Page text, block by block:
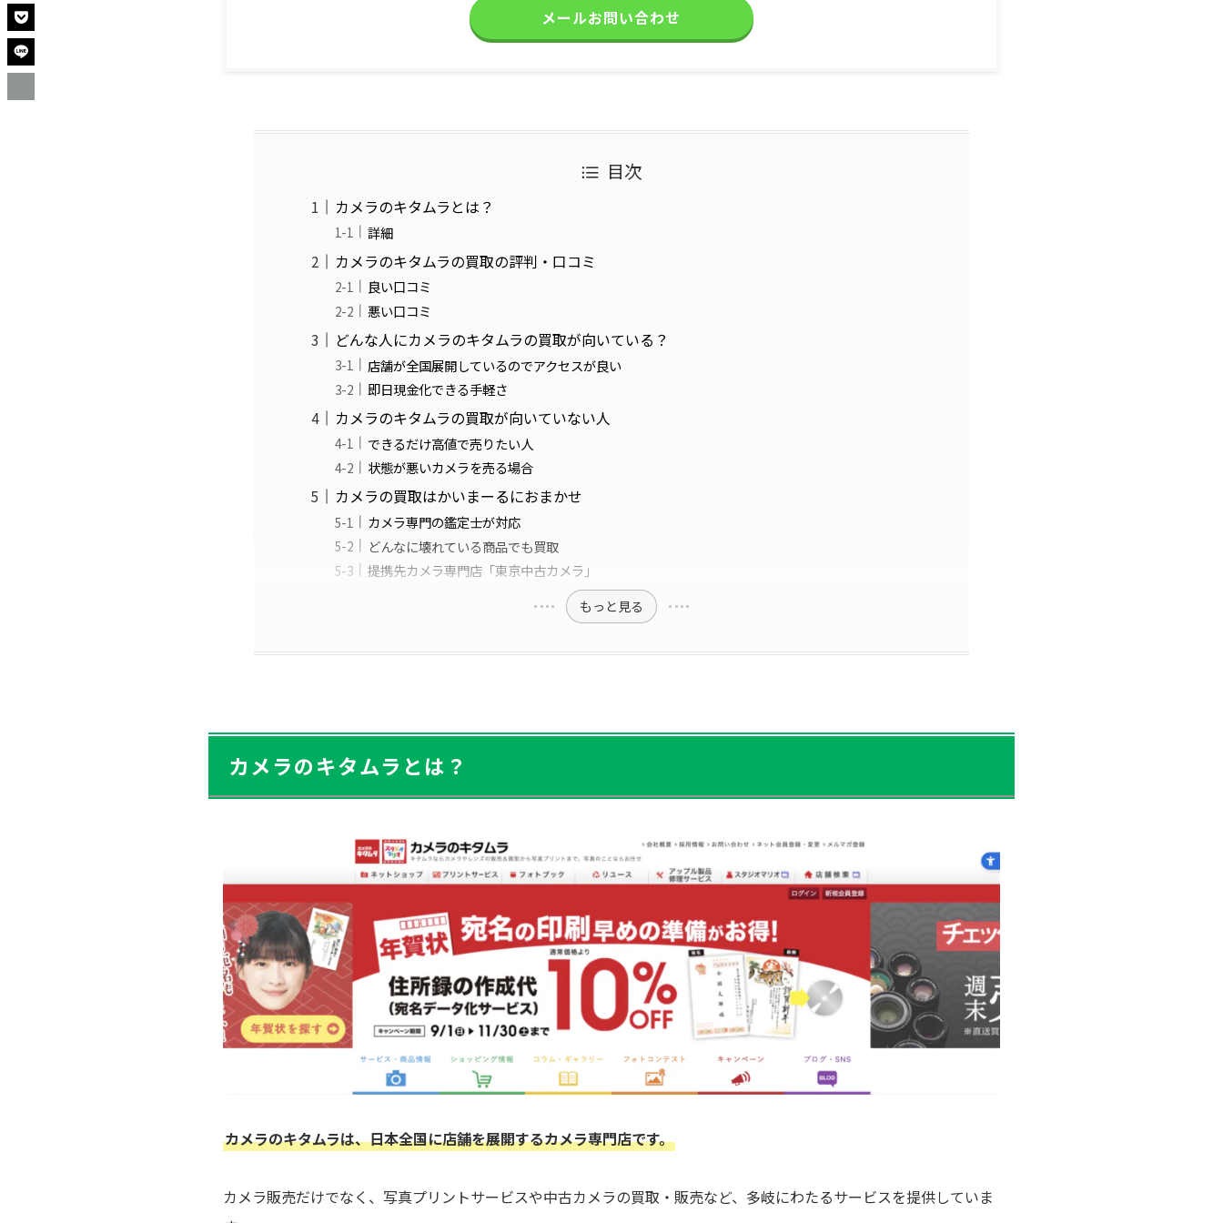
メールお問い合わせ
目次
カメラのキタムラとは？
詳細
カメラのキタムラの買取の評判・口コミ
良い口コミ
悪い口コミ
どんな人にカメラのキタムラの買取が向いている？
店舗が全国展開しているのでアクセスが良い
即日現金化できる手軽さ
カメラのキタムラの買取が向いていない人
できるだけ高値で売りたい人
状態が悪いカメラを売る場合
カメラの買取はかいまーるにおまかせ
カメラ専門の鑑定士が対応
どんなに壊れている商品でも買取
提携先カメラ専門店「東京中古カメラ」
もっと見る
カメラのキタムラとは？
カメラのキタムラは、日本全国に店舗を展開するカメラ専門店です。
カメラ販売だけでなく、写真プリントサービスや中古カメラの買取・販売など、多岐にわたるサービスを提供していま